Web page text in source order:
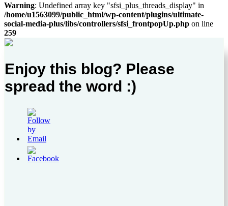
Warning: Undefined array key "sfsi_plus_threads_display" in
/home/u1563099/public_html/wp-content/plugins/ultimate-
social-media-plus/libs/controllers/sfsi_frontpopUp.php on line
259
Enjoy this blog? Please
spread the word :)